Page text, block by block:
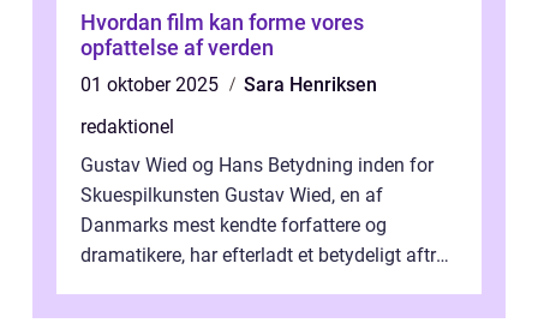
Hvordan film kan forme vores
opfattelse af verden
01 oktober 2025
Sara Henriksen
redaktionel
Gustav Wied og Hans Betydning inden for
Skuespilkunsten Gustav Wied, en af
Danmarks mest kendte forfattere og
dramatikere, har efterladt et betydeligt aftryk